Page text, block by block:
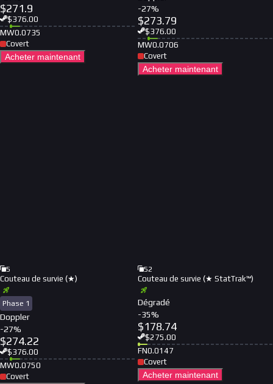
$271.9
$376.00
MW0.0735
Covert
Acheter maintenant
-27%
$273.79
$376.00
MW0.0706
Covert
Acheter maintenant
5
Couteau de survie (★)
Phase 1
Doppler
-27%
$274.22
$376.00
MW0.0750
Covert
52
Couteau de survie (★ StatTrak™)
Dégradé
-35%
$178.74
$275.00
FN0.0147
Covert
Acheter maintenant